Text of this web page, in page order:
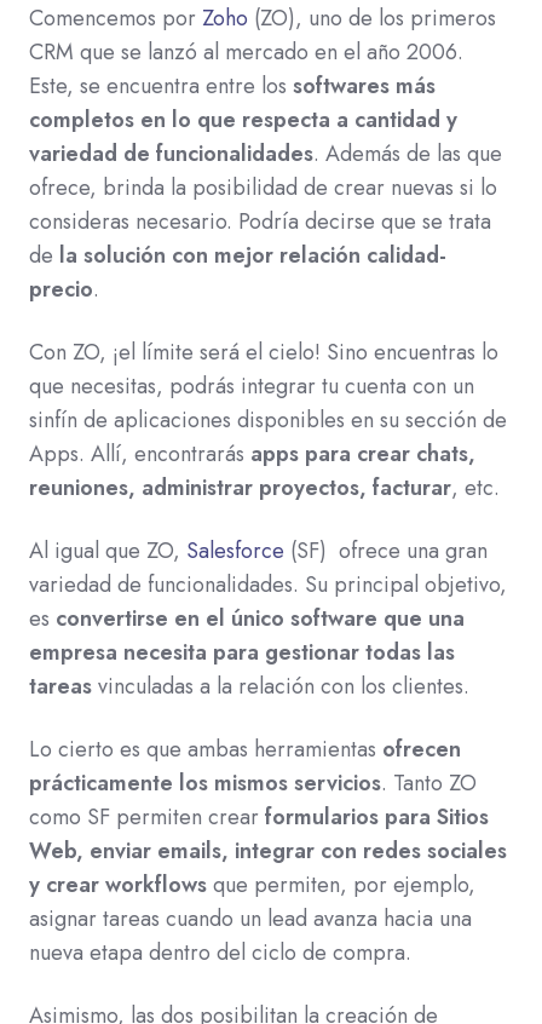
Comencemos por Zoho (ZO), uno de los primeros
CRM que se lanzó al mercado en el año 2006.
Este, se encuentra entre los softwares más
completos en lo que respecta a cantidad y
variedad de funcionalidades. Además de las que
ofrece, brinda la posibilidad de crear nuevas si lo
consideras necesario. Podría decirse que se trata
de la solución con mejor relación calidad-
precio.
Con ZO, ¡el límite será el cielo! Sino encuentras lo
que necesitas, podrás integrar tu cuenta con un
sinfín de aplicaciones disponibles en su sección de
Apps. Allí, encontrarás apps para crear chats,
reuniones, administrar proyectos, facturar, etc.
Al igual que ZO, Salesforce (SF) ofrece una gran
variedad de funcionalidades. Su principal objetivo,
es convertirse en el único software que una
empresa necesita para gestionar todas las
tareasvinculadas a la relación con los clientes.
Lo cierto es que ambas herramientas ofrecen
prácticamente los mismos servicios. Tanto ZO
como SF permiten crearformularios para Sitios
Web, enviar emails, integrar con redes sociales
y crear workflowsque permiten, por ejemplo,
asignar tareas cuando un lead avanza hacia una
nueva etapa dentro del ciclo de compra.
Asimismo, las dos posibilitan la creación de